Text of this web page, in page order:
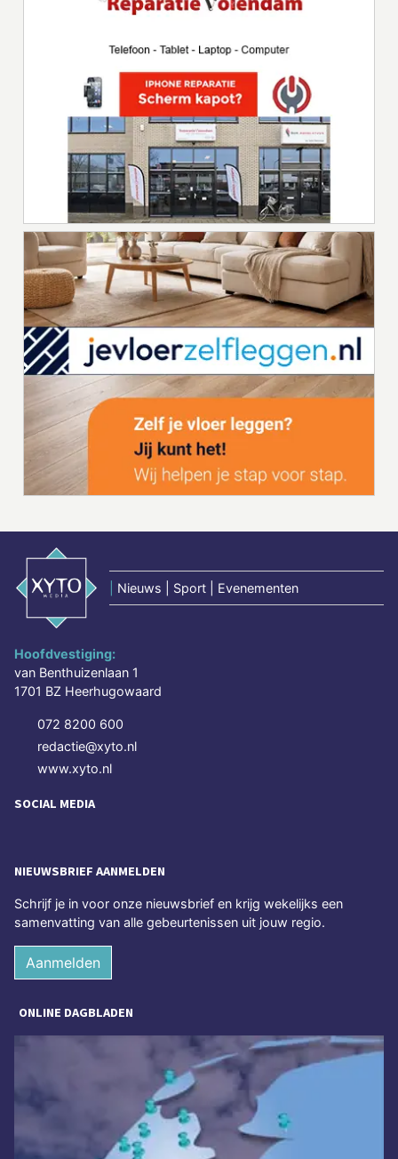
Nieuws | Sport | Evenementen
Hoofdvestiging:
van Benthuizenlaan 1
1701 BZ Heerhugowaard
072 8200 600
redactie@xyto.nl
www.xyto.nl
SOCIAL MEDIA
NIEUWSBRIEF AANMELDEN
Schrijf je in voor onze nieuwsbrief en krijg wekelijks een
samenvatting van alle gebeurtenissen uit jouw regio.
Aanmelden
ONLINE DAGBLADEN